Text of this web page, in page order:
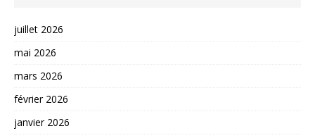
juillet 2026
mai 2026
mars 2026
février 2026
janvier 2026